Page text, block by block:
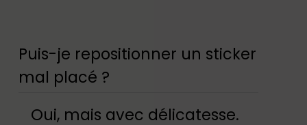
Puis-je repositionner un sticker
mal placé ?
Oui, mais avec délicatesse.